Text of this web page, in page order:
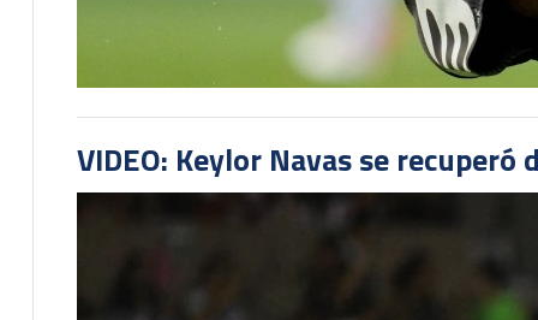
VIDEO: Keylor Navas se